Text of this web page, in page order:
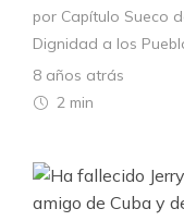
por Capítulo Sueco
Dignidad a los
8 años atrás
2 min